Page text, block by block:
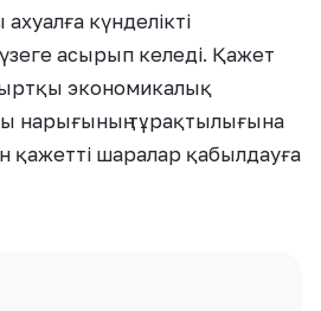
күнделікті
асырып келеді. Қажет
экономикалық
нарығының тұрақтылығына
қажетті шаралар қабылдауға